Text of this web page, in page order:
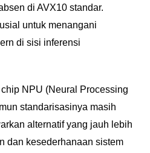
di AVX10 standar.
untuk menangani
di sisi inferensi
NPU (Neural Processing
standarisasinya masih
alternatif yang jauh lebih
dan kesederhanaan sistem